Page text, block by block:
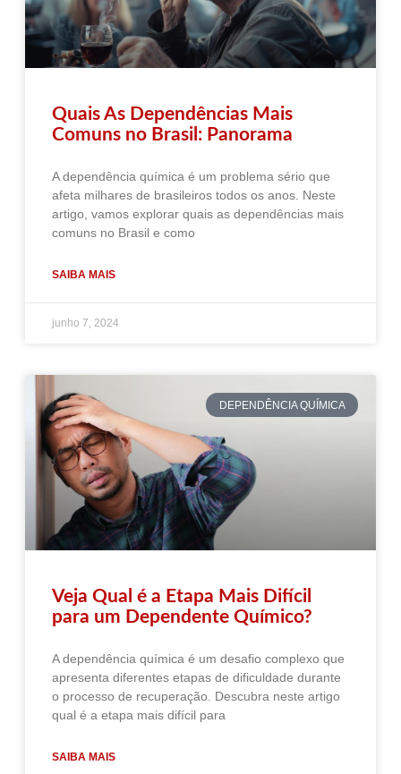
Quais As Dependências Mais
Comuns no Brasil: Panorama
A dependência química é um problema sério que
afeta milhares de brasileiros todos os anos. Neste
artigo, vamos explorar quais as dependências mais
comuns no Brasil e como
SAIBA MAIS
junho 7, 2024
DEPENDÊNCIA QUÍMICA
Veja Qual é a Etapa Mais Difícil
para um Dependente Químico?
A dependência química é um desafio complexo que
apresenta diferentes etapas de dificuldade durante
o processo de recuperação. Descubra neste artigo
qual é a etapa mais difícil para
SAIBA MAIS